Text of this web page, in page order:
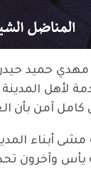
حميد
لأهل
كامل آمن بأن
مشى أبناء
وآخرون